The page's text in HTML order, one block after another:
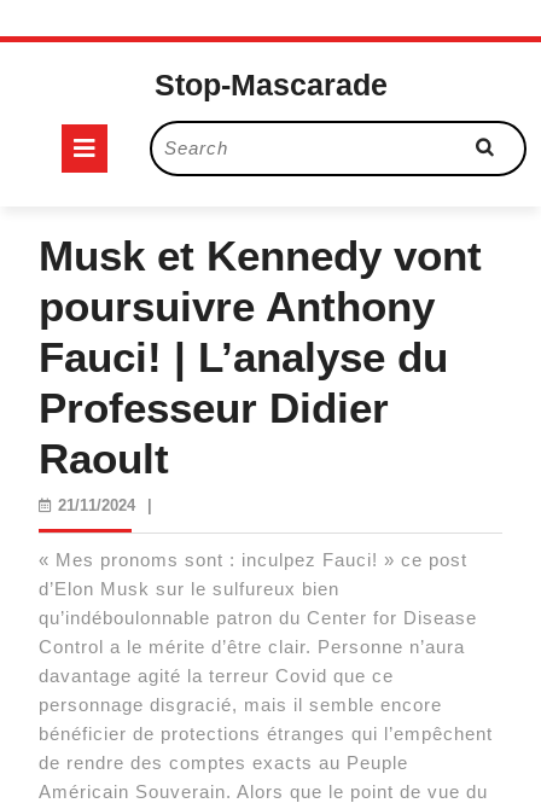
Skip
Stop-Mascarade
Open
Search
for:
Musk et Kennedy vont
poursuivre Anthony
Fauci! | L’analyse du
Professeur Didier
Raoult
21/11/202421/11/2024
« Mes pronoms sont : inculpez Fauci! » ce post
d’Elon Musk sur le sulfureux bien
qu’indéboulonnable patron du Center for Disease
Control a le mérite d’être clair. Personne n’aura
davantage agité la terreur Covid que ce
personnage disgracié, mais il semble encore
bénéficier de protections étranges qui l’empêchent
de rendre des comptes exacts au Peuple
Américain Souverain. Alors que le point de vue du